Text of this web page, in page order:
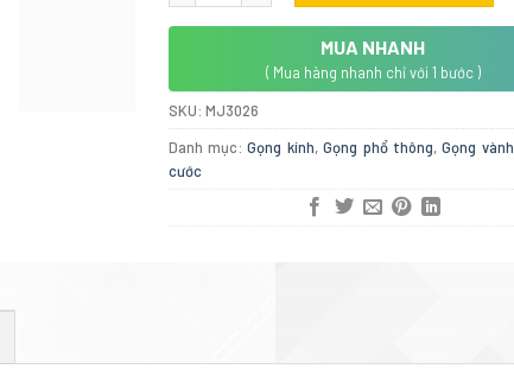
MUA NHANH
( Mua hàng nhanh chỉ với 1 bước )
SKU: MJ3026
Danh mục:Gọng kính,Gọng phổ thông,Gọng vành
cước